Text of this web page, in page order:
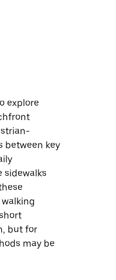
explore
between key
sidewalks
but for
may be